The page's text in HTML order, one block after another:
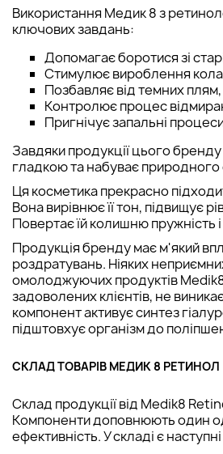
Використання Медик 8 з
ключових завдань:
Допомагає боротися зі
Стимулює вироблення
Позбавляє від темних плям,
Контролює процес
Пригнічує запальні
Завдяки продукції цього
гладкою та набуває природного
Ця косметика прекрасно
Вона вирівнює її тон, підвищує
Повертає їй колишню пружність і
Продукція бренду має м'який
роздратувань. Ніяких
омолоджуючих продуктів Medik8
задоволених клієнтів, не
компонент активує синтез
підштовхує організм до
СКЛАД ТОВАРІВ МЕДИК 8 РЕТИНОЛ
Склад продукції від Medik8
Компоненти доповнюють один
ефективність. У складі є